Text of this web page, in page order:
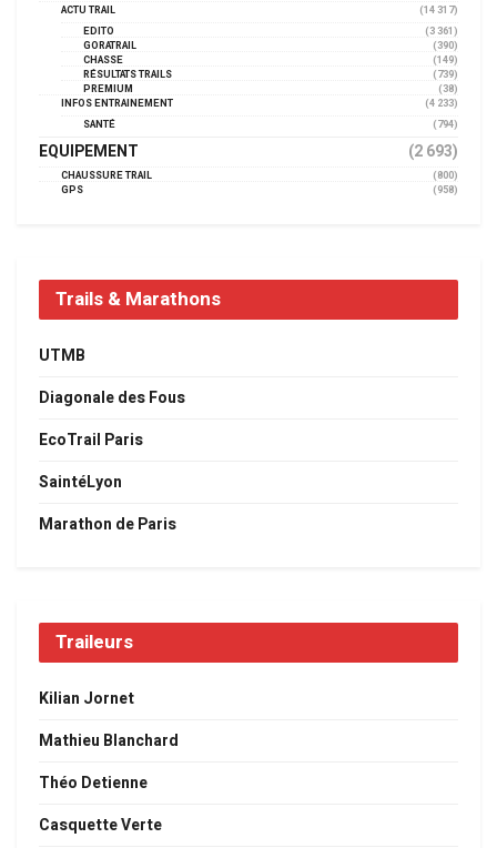
ACTU TRAIL
(14 317)
EDITO
(3 361)
GORATRAIL
(390)
CHASSE
(149)
RÉSULTATS TRAILS
(739)
PREMIUM
(38)
INFOS ENTRAINEMENT
(4 233)
SANTÉ
(794)
EQUIPEMENT (2 693)
CHAUSSURE TRAIL
(800)
GPS
(958)
Trails & Marathons
UTMB
Diagonale des Fous
EcoTrail Paris
SaintéLyon
Marathon de Paris
Traileurs
Kilian Jornet
Mathieu Blanchard
Théo Detienne
Casquette Verte